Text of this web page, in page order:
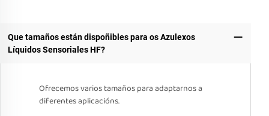
Que tamaños están dispoñibles para os Azulexos
Líquidos Sensoriales HF?
Ofrecemos varios tamaños para adaptarnos a
diferentes aplicacións.